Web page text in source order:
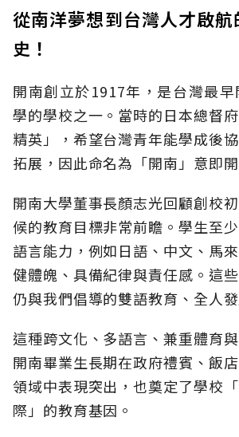
從南洋夢想到台灣人才啟
史！
開南創立於1917年，是台灣最
學的學校之一。當時的日本總督
精英」，希望台灣青年能學成後
拓展，因此命名為「開南」意即
開南大學董事長顏志光回顧創校
候的教育目標非常前瞻。學生至
語言能力，例如日語、中文、馬
健體魄、具備紀律與責任感。這
仍與我們倡導的雙語教育、全人發
這種跨文化、多語言、兼重體育
開南畢業生長期在政府禮賓、飯
領域中表現突出，也奠定了學校
際」的教育基因。